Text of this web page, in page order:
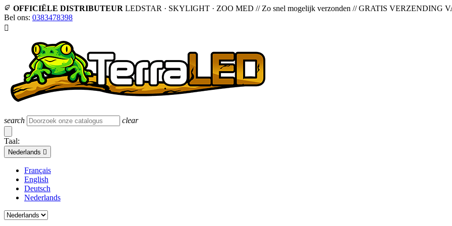
OFFICIËLE DISTRIBUTEUR LEDSTAR · SKYLIGHT · ZOO MED // Zo snel mogelijk verzonden // GRATIS VERZENDING
Bel ons: 0383478398

search clear
Taal:
Nederlands 
Français
English
Deutsch
Nederlands